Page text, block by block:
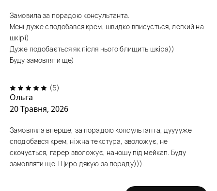
Замовила за порадою консультанта.
Мені дуже сподобався крем, швидко вписується, легкий на
шкірі)
Дуже подобається як після нього блищить шкіра))
Буду замовляти ще)
(5)
Ольга
20 Травня, 2026
Замовляла вперше, за порадою консультанта, дууууже
сподобався крем, ніжна текстура, зволожує, не
скочується, гарер зволожує, наношу під мейкап. Буду
замовляти ще. Щиро дякую за пораду))).